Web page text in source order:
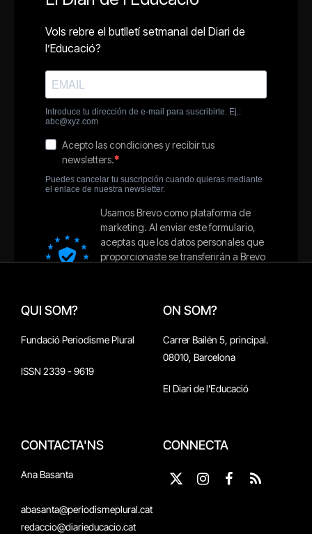
QUI SOM?
Fundació Periodisme Plural
ISSN 2339 - 9619
ON SOM?
Carrer Bailén 5, principal.
08010, Barcelona
El Diari de l'Educació
CONTACTA'NS
Ana Basanta
abasanta@periodismeplural.cat
redaccio@diarieducacio.cat
CONNECTA
X
Instagram
Facebook
RSS